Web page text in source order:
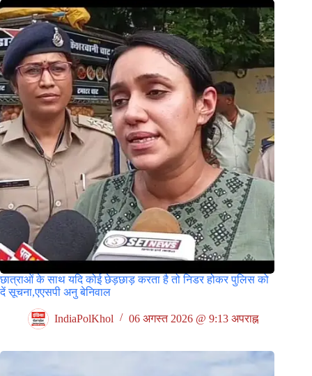
छात्राओं के साथ यदि कोई छेड़छाड़ करता है तो निडर होकर पुलिस को
दें सूचना,एएसपी अनु बेनिवाल
IndiaPolKhol 06 अगस्त 2026 @ 9:13 अपराह्न